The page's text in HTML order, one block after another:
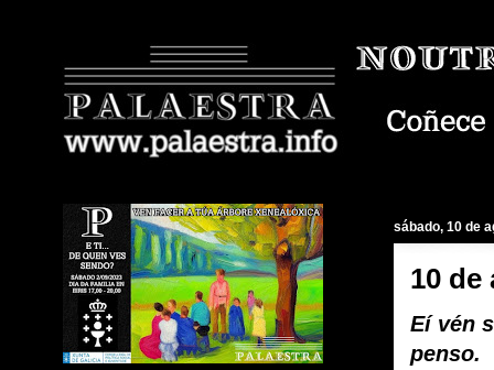
sábado, 10 de
10 de
Eí vén
penso.